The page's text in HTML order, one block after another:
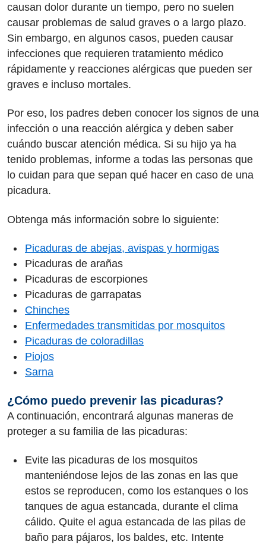
causan dolor durante un tiempo, pero no suelen
causar problemas de salud graves o a largo plazo.
Sin embargo, en algunos casos, pueden causar
infecciones que requieren tratamiento médico
rápidamente y reacciones alérgicas que pueden ser
graves e incluso mortales.
Por eso, los padres deben conocer los signos de una
infección o una reacción alérgica y deben saber
cuándo buscar atención médica. Si su hijo ya ha
tenido problemas, informe a todas las personas que
lo cuidan para que sepan qué hacer en caso de una
picadura.
Obtenga más información sobre lo siguiente:
Picaduras de abejas, avispas y hormigas
Picaduras de arañas
Picaduras de escorpiones
Picaduras de garrapatas
Chinches
Enfermedades transmitidas por mosquitos
Picaduras de coloradillas
Piojos
Sarna
¿Cómo puedo prevenir las picaduras?
A continuación, encontrará algunas maneras de
proteger a su familia de las picaduras:
Evite las picaduras de los mosquitos
manteniéndose lejos de las zonas en las que
estos se reproducen, como los estanques o los
tanques de agua estancada, durante el clima
cálido. Quite el agua estancada de las pilas de
baño para pájaros, los baldes, etc. Intente